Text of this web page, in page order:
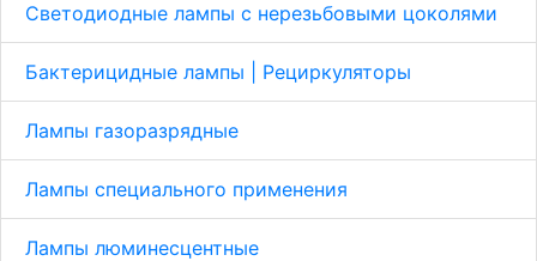
Светодиодные лампы с нерезьбовыми цоколями
Бактерицидные лампы | Рециркуляторы
Лампы газоразрядные
Лампы специального применения
Лампы люминесцентные